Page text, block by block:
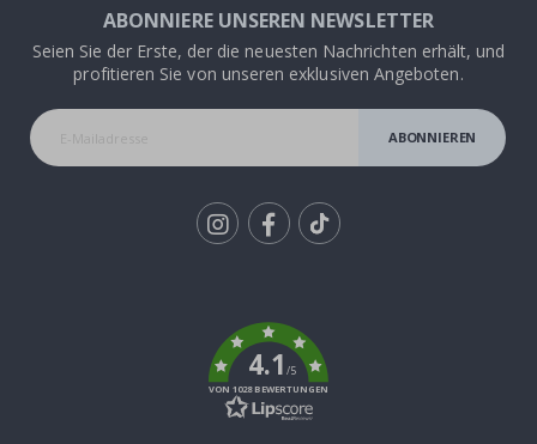
ABONNIERE UNSEREN NEWSLETTER
Seien Sie der Erste, der die neuesten Nachrichten erhält, und
profitieren Sie von unseren exklusiven Angeboten.
ABONNIEREN
4.1/5
VON 1028 BEWERTUNGEN